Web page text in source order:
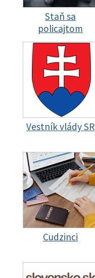
Staň sa
policajtom
Vestník vlády SR
Cudzinci